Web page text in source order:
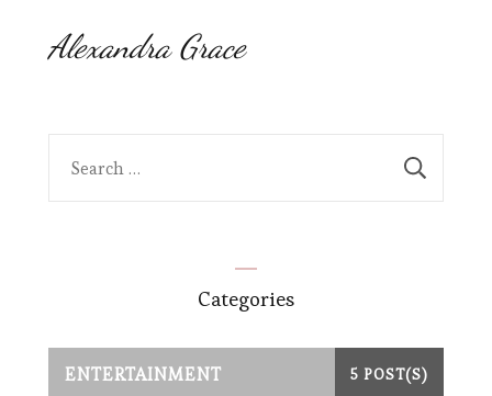
Alexandra Grace
Categories
ENTERTAINMENT 5 POST(S)